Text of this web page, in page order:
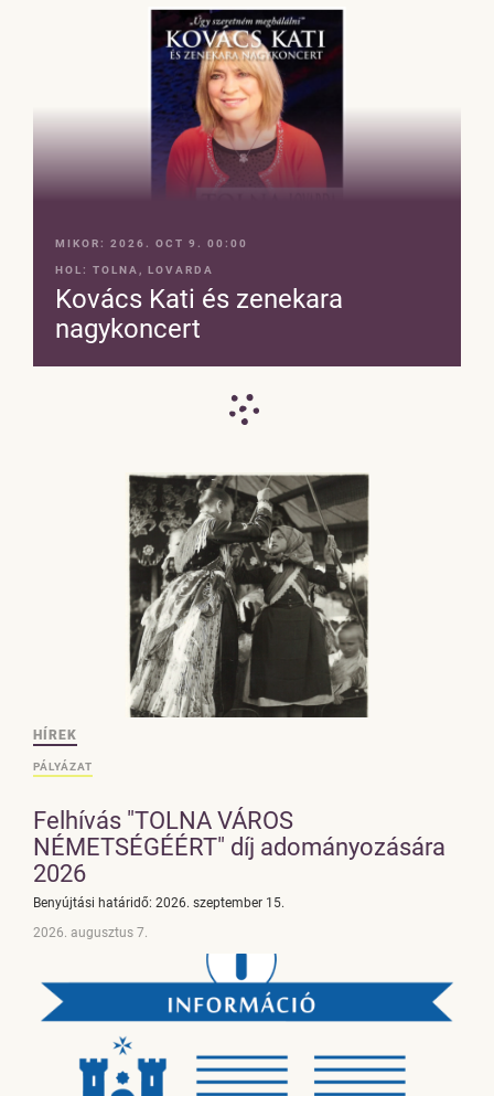
MIKOR: 2026. OCT 9. 00:00
HOL: TOLNA, LOVARDA
Kovács Kati és zenekara
nagykoncert
HÍREK
PÁLYÁZAT
Felhívás "TOLNA VÁROS
NÉMETSÉGÉÉRT" díj adományozására
2026
Benyújtási határidő: 2026. szeptember 15.
2026. augusztus 7.